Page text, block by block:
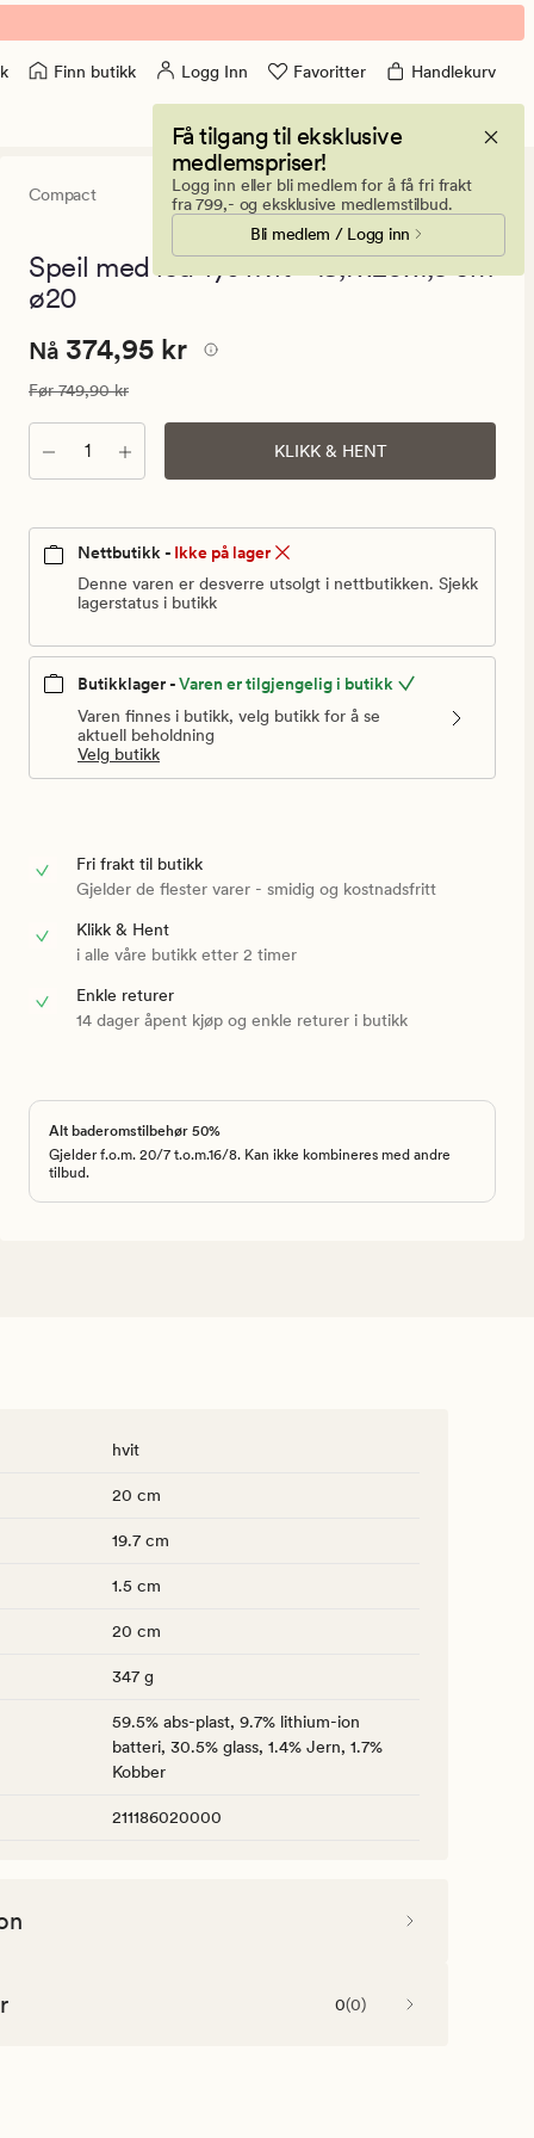
Finn butikk Logg Inn Favoritter Handlekurv
Få tilgang til eksklusive
medlemspriser!
Logg inn eller bli medlem for å få fri frakt
fra 799,- og eksklusive medlemstilbud.
Bli medlem / Logg inn
Compact
0
en
0
Speil med led-lys hvit - 19,7x20x1,5 cm
ø20
Nåværende
374,95
kr.
Vanlig
pris
Nåværende pris
Nå 374,95 kr
Vanlig pris 749,90 kr
Før749,90 kr
Antall KLIKK & HENT
Nettbutikk - Ikke på lager
Denne varen er desverre utsolgt i nettbutikken. Sjekk
lagerstatus i butikk
Butikklager -Varen er tilgjengelig i butikk
Varen finnes i butikk, velg butikk for å se
aktuell beholdning
Velg butikk
Fri frakt til butikk
Gjelder de flester varer - smidig og kostnadsfritt
Klikk & Hent
i alle våre butikk etter 2 timer
Enkle returer
14 dager åpent kjøp og enkle returer i butikk
Alt baderomstilbehør 50%
Gjelder f.o.m. 20/7 t.o.m.16/8. Kan ikke kombineres med andre
tilbud.
hvit
20 cm
19.7 cm
1.5 cm
20 cm
347 g
59.5% abs-plast, 9.7% lithium-ion
batteri, 30.5% glass, 1.4% Jern, 1.7%
Kobber
211186020000
0(0)